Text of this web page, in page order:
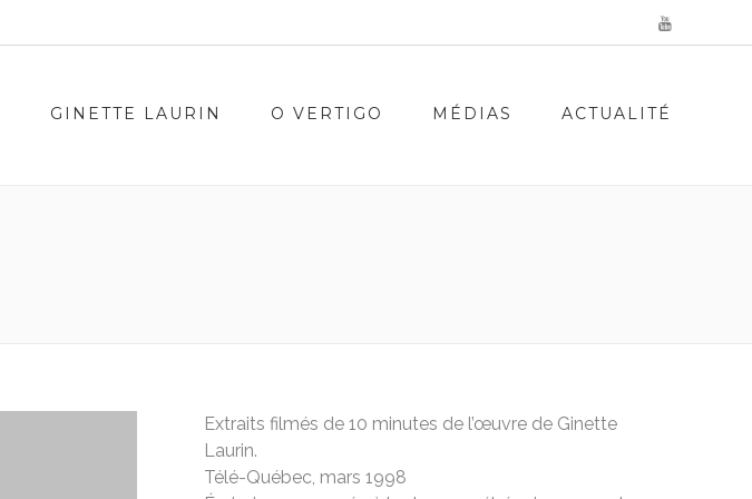
GINETTE LAURIN O VERTIGO MÉDIAS ACTUALITÉ
Extraits filmés de 10 minutes de l’œuvre de Ginette
Laurin.
Télé-Québec, mars 1998